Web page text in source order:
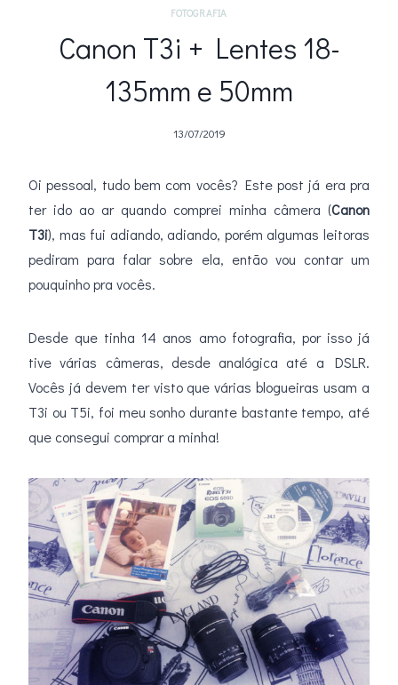
FOTOGRAFIA
Canon T3i + Lentes 18-
135mm e 50mm
13/07/2019
Oi pessoal, tudo bem com vocês? Este post já era pra
ter ido ao ar quando comprei minha câmera (Canon
T3i), mas fui adiando, adiando, porém algumas leitoras
pediram para falar sobre ela, então vou contar um
pouquinho pra vocês.
Desde que tinha 14 anos amo fotografia, por isso já
tive várias câmeras, desde analógica até a DSLR.
Vocês já devem ter visto que várias blogueiras usam a
T3i ou T5i, foi meu sonho durante bastante tempo, até
que consegui comprar a minha!